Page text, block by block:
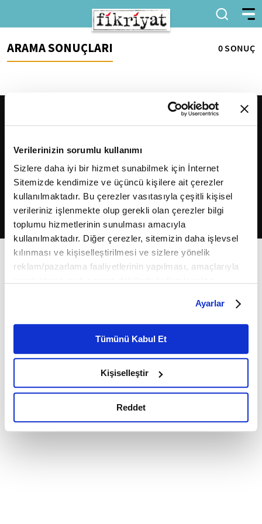
Verilerinizin sorumlu kullanımı
Sizlere daha iyi bir hizmet sunabilmek için İnternet
Sitemizde kendimize ve üçüncü kişilere ait çerezler
kullanılmaktadır. Bu çerezler vasıtasıyla çeşitli kişisel
verileriniz işlenmekte olup gerekli olan çerezler bilgi
toplumu hizmetlerinin sunulması amacıyla
kullanılmaktadır. Diğer çerezler, sitemizin daha işlevsel
kılınması ve kişiselleştirilmesi ve sizlere yönelik
reklam/pazarlama faaliyetlerinin yapılması, amaçlarıyla
belirleyebilirsiniz. Çerezlere ilişkin detaylı bilgi için
Ayarlar butonuna tıklayabilir,Çerez Bilgilendirme
Metnimizi ziyaret edebilirsiniz.
6698 sayılı Kişisel Verilerin Korunması Kanunu uyarınca
okumak ve sitemizi ziyaretiniz kapsamında
gerçekleştirilen veri işleme faaliyetleri ile ilgili daha
detaylı bilgi almak için lütfentıklayınız.
Ayarlar
Tümünü Kabul Et
Kişiselleştir
Reddet
ARAMA SONUÇLARI 0 SONUÇ
2026Fikriyat. Tüm hakları saklıdır.